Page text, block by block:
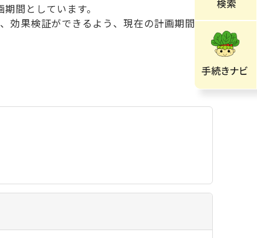
間としています。
効果検証ができるよう、現在の計画期間